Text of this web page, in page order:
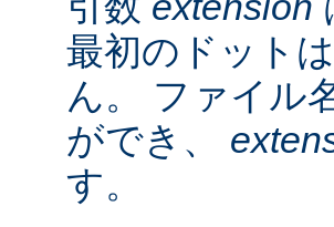
最初のドット
ん。 ファイル
ができ、
す。